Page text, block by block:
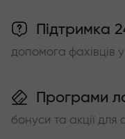
Підтримка
допомога фахівців
Програми
бонуси та акції для